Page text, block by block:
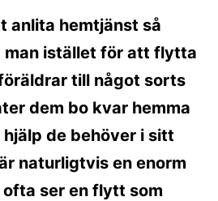
anlita hemtjänst så
istället för att flytta
till något sorts
dem bo kvar hemma
de behöver i sitt
naturligtvis en enorm
ser en flytt som